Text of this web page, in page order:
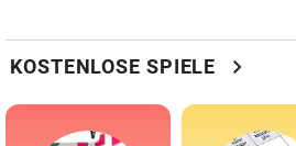
KOSTENLOSE SPIELE chevron_right